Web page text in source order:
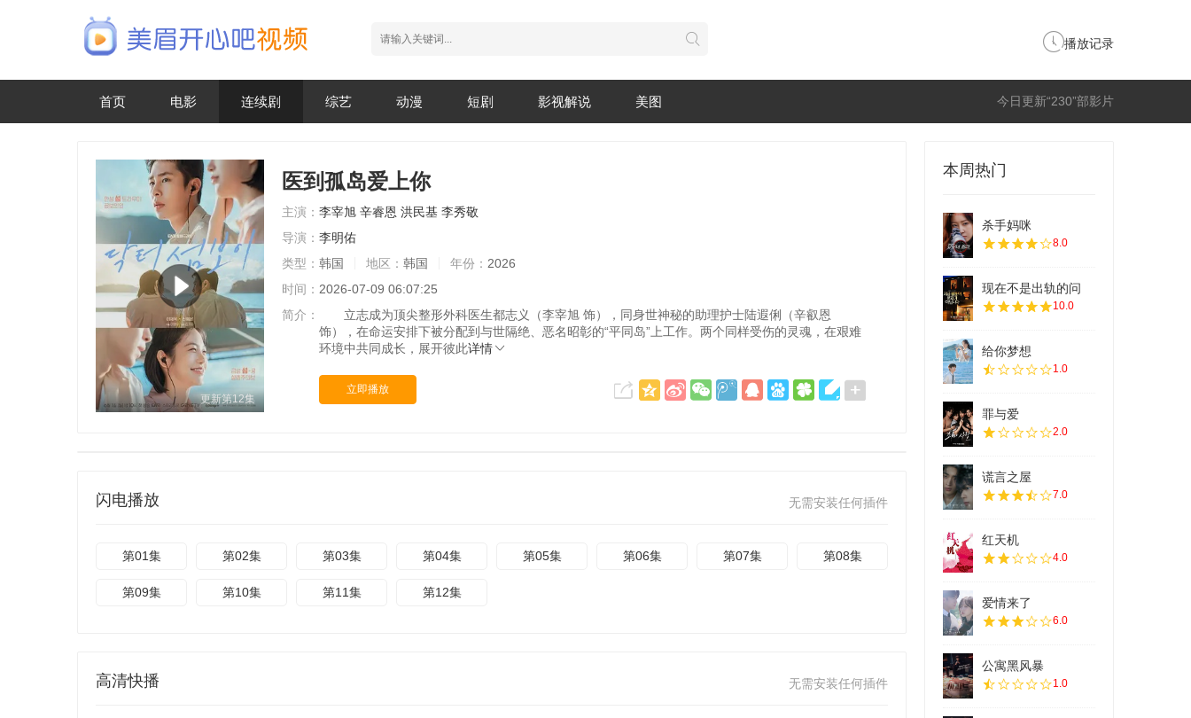
播放记录
今日更新“230”部影片
首页 电影 连续剧 综艺 动漫 短剧 影视解说 美图
更新第12集
医到孤岛爱上你
主演： 李宰旭 辛睿恩 洪民基 李秀敬
导演： 李明佑
类型： 韩国 地区： 韩国 年份： 2026
时间： 2026-07-09 06:07:25
简介：
立志成为顶尖整形外科医生都志义（李宰旭 饰），同身世神秘的助理护士陆遐俐（辛叡恩
饰），在命运安排下被分配到与世隔绝、恶名昭彰的“平同岛”上工作。两个同样受伤的灵魂，在艰难
环境中共同成长，展开彼此详情
立即播放
无需安装任何插件
闪电播放
第01集 第02集 第03集 第04集 第05集 第06集 第07集 第08集
第09集 第10集 第11集 第12集
无需安装任何插件
高清快播
本周热门
杀手妈咪
8.0
现在不是出轨的问
10.0
给你梦想
1.0
罪与爱
2.0
谎言之屋
7.0
红天机
4.0
爱情来了
6.0
公寓黑风暴
1.0